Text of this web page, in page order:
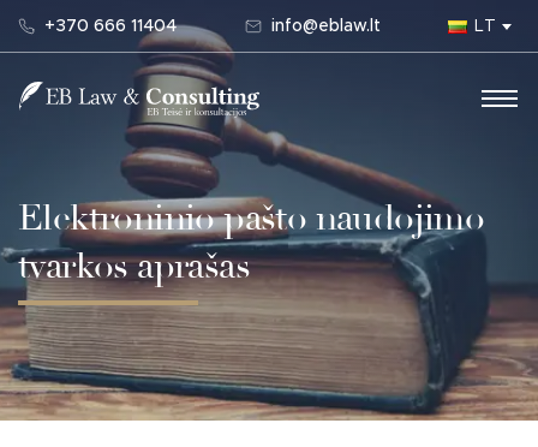
+370 666 11404 info@eblaw.lt LT
Main Navigation
Elektroninio pašto naudojimo
tvarkos aprašas